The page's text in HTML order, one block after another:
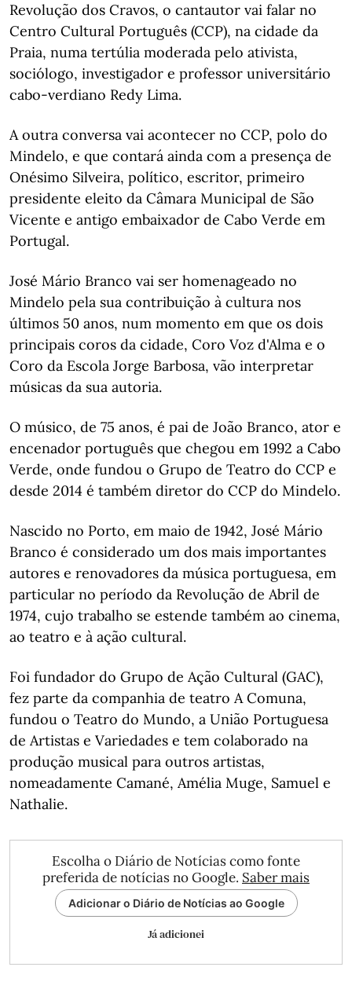
Revolução dos Cravos, o cantautor vai falar no
Centro Cultural Português (CCP), na cidade da
Praia, numa tertúlia moderada pelo ativista,
sociólogo, investigador e professor universitário
cabo-verdiano Redy Lima.
A outra conversa vai acontecer no CCP, polo do
Mindelo, e que contará ainda com a presença de
Onésimo Silveira, político, escritor, primeiro
presidente eleito da Câmara Municipal de São
Vicente e antigo embaixador de Cabo Verde em
Portugal.
José Mário Branco vai ser homenageado no
Mindelo pela sua contribuição à cultura nos
últimos 50 anos, num momento em que os dois
principais coros da cidade, Coro Voz d'Alma e o
Coro da Escola Jorge Barbosa, vão interpretar
músicas da sua autoria.
O músico, de 75 anos, é pai de João Branco, ator e
encenador português que chegou em 1992 a Cabo
Verde, onde fundou o Grupo de Teatro do CCP e
desde 2014 é também diretor do CCP do Mindelo.
Nascido no Porto, em maio de 1942, José Mário
Branco é considerado um dos mais importantes
autores e renovadores da música portuguesa, em
particular no período da Revolução de Abril de
1974, cujo trabalho se estende também ao cinema,
ao teatro e à ação cultural.
Foi fundador do Grupo de Ação Cultural (GAC),
fez parte da companhia de teatro A Comuna,
fundou o Teatro do Mundo, a União Portuguesa
de Artistas e Variedades e tem colaborado na
produção musical para outros artistas,
nomeadamente Camané, Amélia Muge, Samuel e
Nathalie.
Escolha o Diário de Notícias como fonte
preferida de notícias no Google. Saber mais
Adicionar o Diário de Notícias ao Google
Já adicionei